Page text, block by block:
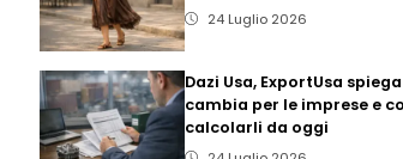
24 Luglio 2026
Dazi Usa, ExportUsa
cambia per le imprese e
calcolarli da oggi